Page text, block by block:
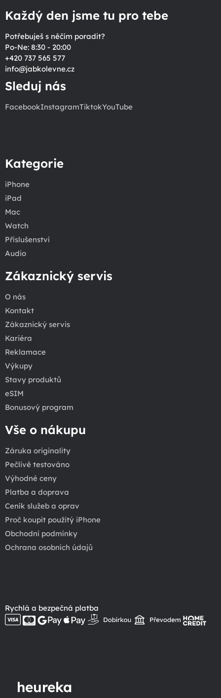
Každý den jsme tu pro tebe
Potřebuješ s něčím poradit?
Po-Ne: 8:30 - 20:00
+420 737 565 577
info@jabkolevne.cz
Sleduj nás
FacebookInstagramTiktokYouTube
Kategorie
iPhone
iPad
Mac
Watch
Příslušenství
Audio
Zákaznický servis
O nás
Kontakt
Zákaznický servis
Kariéra
Reklamace
Výkupy
Stavy produktů
eSIM
Bonusový program
Vše o nákupu
Záruka originality
Pečlivě testováno
Výhodné ceny
Platba a doprava
Ceník služeb a oprav
Proč koupit použitý iPhone
Obchodní podmínky
Ochrana osobních údajů
Rychlá a bezpečná platba
heureka